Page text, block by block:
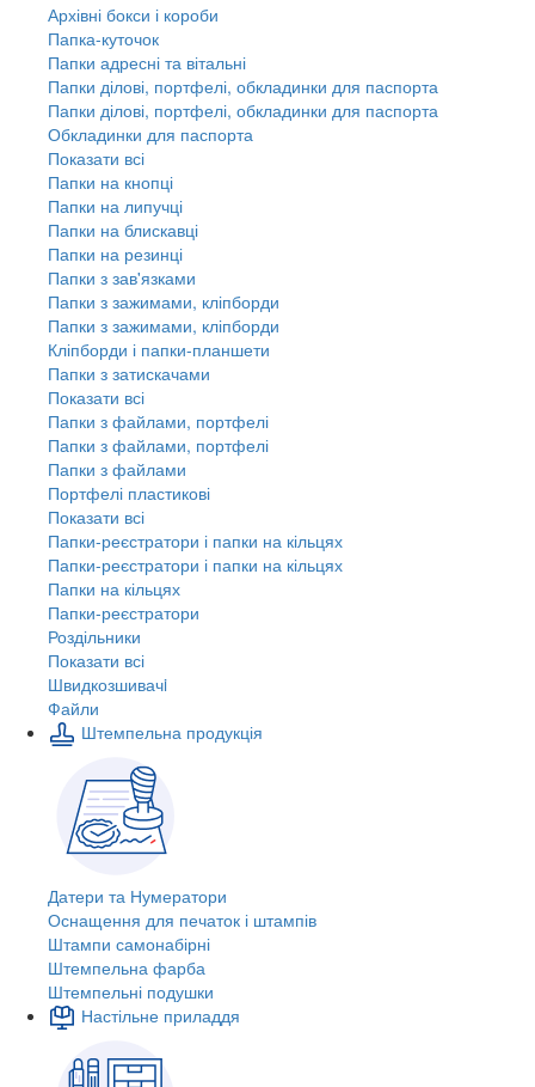
Архівні бокси і короби
Папка-куточок
Папки адресні та вітальні
Папки ділові, портфелі, обкладинки для паспорта
Папки ділові, портфелі, обкладинки для паспорта
Обкладинки для паспорта
Показати всі
Папки на кнопці
Папки на липучці
Папки на блискавці
Папки на резинці
Папки з зав'язками
Папки з зажимами, кліпборди
Папки з зажимами, кліпборди
Кліпборди і папки-планшети
Папки з затискачами
Показати всі
Папки з файлами, портфелі
Папки з файлами, портфелі
Папки з файлами
Портфелі пластикові
Показати всі
Папки-реєстратори і папки на кільцях
Папки-реєстратори і папки на кільцях
Папки на кільцях
Папки-реєстратори
Роздільники
Показати всі
Швидкозшивачi
Файли
Штемпельна продукція
Датери та Нумератори
Оснащення для печаток і штампів
Штампи самонабірні
Штемпельна фарба
Штемпельні подушки
Настільне приладдя